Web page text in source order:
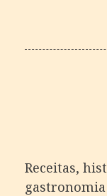
Receitas,